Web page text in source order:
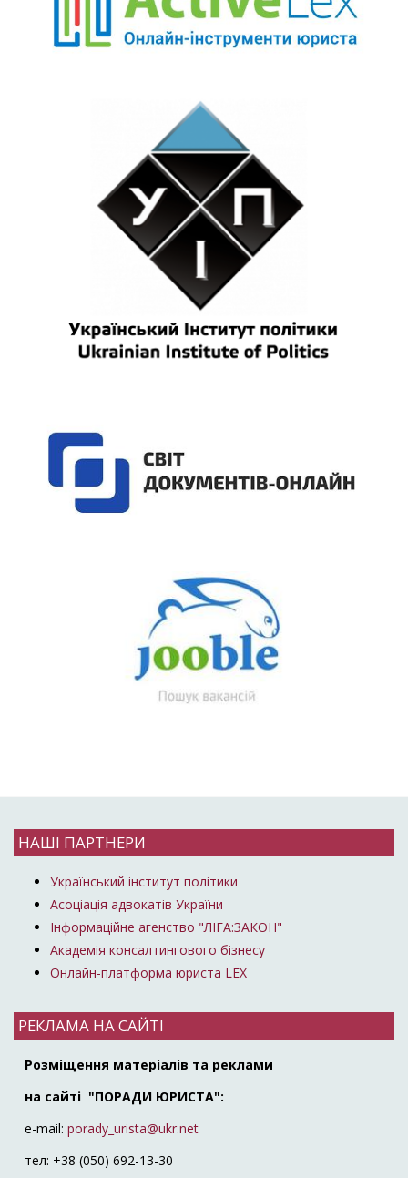
НАШІ ПАРТНЕРИ
Український інститут політики
Асоціація адвокатів України
Інформаційне агенство "ЛІГА:ЗАКОН"
Академія консалтингового бізнесу
Онлайн-платформа юриста LEX
РЕКЛАМА НА САЙТІ
Розміщення матеріалів та реклами
на сайті "ПОРАДИ ЮРИСТА":
e-mail: porady_urista@ukr.net
тел: +38 (050) 692-13-30